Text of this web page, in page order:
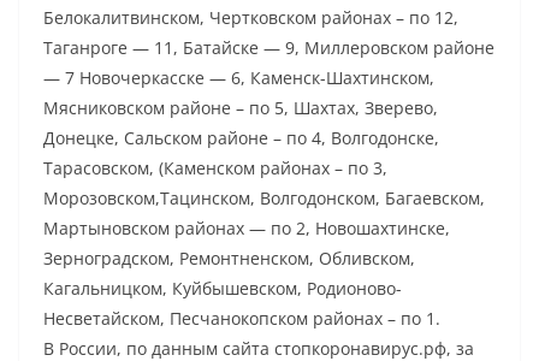
Белокалитвинском, Чертковском районах – по 12,
Таганроге — 11, Батайске — 9, Миллеровском районе
— 7 Новочеркасске — 6, Каменск-Шахтинском,
Мясниковском районе – по 5, Шахтах, Зверево,
Донецке, Сальском районе – по 4, Волгодонске,
Тарасовском, (Каменском районах – по 3,
Морозовском,Тацинском, Волгодонском, Багаевском,
Мартыновском районах — по 2, Новошахтинске,
Зерноградском, Ремонтненском, Обливском,
Кагальницком, Куйбышевском, Родионово-
Несветайском, Песчанокопском районах – по 1.
В России, по данным сайта стопкоронавирус.рф, за